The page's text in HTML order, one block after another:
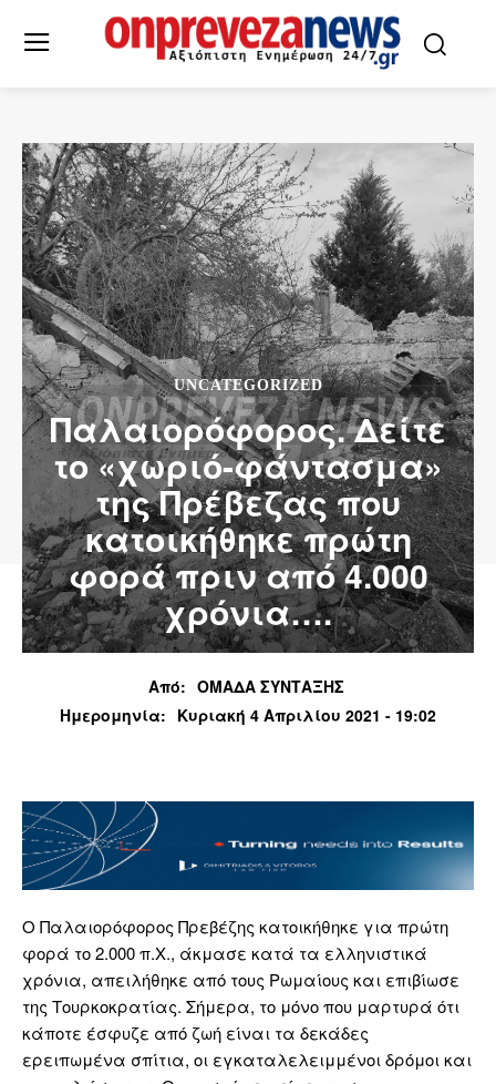
UNCATEGORIZED
Παλαιορόφορος. Δείτε
το «χωριό-φάντασμα»
της Πρέβεζας που
κατοικήθηκε πρώτη
φορά πριν από 4.000
χρόνια….
Από: ΟΜΑΔΑ ΣΥΝΤΑΞΗΣ
Ημερομηνία: Κυριακή 4 Απριλίου 2021 - 19:02
Ο Παλαιορόφορος Πρεβέζης κατοικήθηκε για πρώτη
φορά το 2.000 π.Χ., άκμασε κατά τα ελληνιστικά
χρόνια, απειλήθηκε από τους Ρωμαίους και επιβίωσε
της Τουρκοκρατίας. Σήμερα, το μόνο που μαρτυρά ότι
κάποτε έσφυζε από ζωή είναι τα δεκάδες
ερειπωμένα σπίτια, οι εγκαταλελειμμένοι δρόμοι και